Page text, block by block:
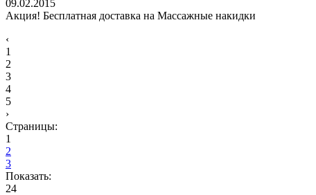
09.02.2015
Акция! Бесплатная доставка на Массажные накидки
‹
1
2
3
4
5
›
Страницы:
1
2
3
Показать:
24